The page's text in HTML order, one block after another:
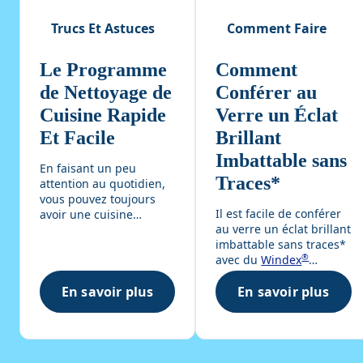
hiérarchie de produit sur mesure selon SC Johnson. Copyright
Trucs Et Astuces
Le Programme
de Nettoyage de
Cuisine Rapide
Et Facile
En faisant un peu
attention au quotidien,
vous pouvez toujours
avoir une cuisine
verre auxquelles vous
ne pensez pas souvent,
mais vous pouvez
plus lumineuse lorsque
Le Programme de Nettoyage de Cuisine
En savoir plus
Comment Faire
Comment
Conférer au
Verre un Éclat
Brillant
Imbattable sans
Traces*
Il est facile de conférer
au verre un éclat brillant
imbattable sans traces*
avec duWindex®
Original Nettoyant.
Suivez ces conseils
utiles pour vous assurer
empêche d’obtenir un
Comment
En savoir plus